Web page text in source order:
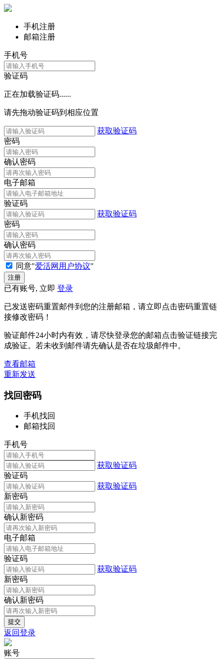
手机注册
邮箱注册
手机号
验证码
正在加载验证码......
请先拖动验证码到相应位置
获取验证码
密码
确认密码
电子邮箱
验证码
获取验证码
密码
确认密码
同意"爱活网用户协议"
已有账号, 立即 登录
已发送密码重置邮件到您的注册邮箱，请立即点击密码重置链
接修改密码！
验证邮件24小时内有效，请尽快登录您的邮箱点击验证链接完
成验证。若未收到邮件请先确认是否在垃圾邮件中。
查看邮箱
重新发送
找回密码
手机找回
邮箱找回
手机号
获取验证码
验证码
获取验证码
新密码
确认新密码
电子邮箱
验证码
获取验证码
新密码
确认新密码
返回登录
账号